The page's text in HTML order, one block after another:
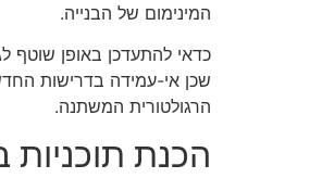
המינימום של הבנייה.
כדאי להתעדכן באופן שוטף
שכן אי-עמידה בדרישות
הרגולטורית המשתנה.
הכנת תוכניות